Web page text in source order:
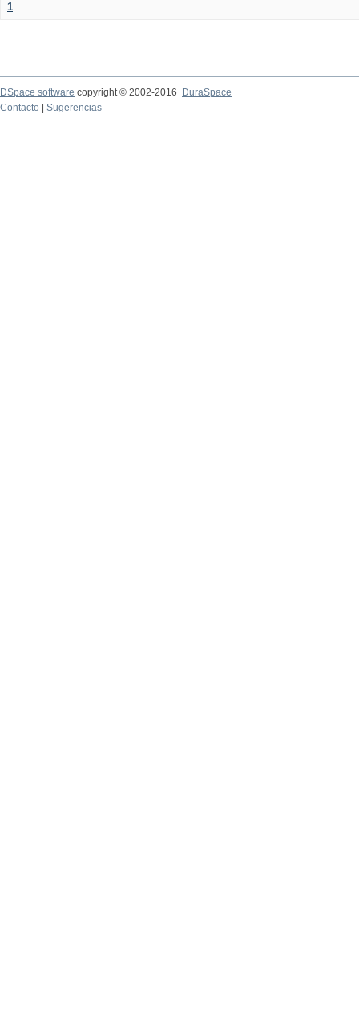
1
DSpace software copyright © 2002-2016
DuraSpace
Contacto
Sugerencias